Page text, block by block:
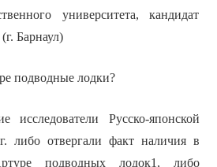
университета, кандидат
Барнаул)
подводные лодки?
исследователи Русско-японской
либо отвергали факт наличия в
подводных лодок1, либо